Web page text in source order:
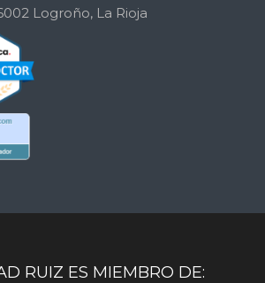
Logroño, La Rioja
RUIZ ES MIEMBRO DE: